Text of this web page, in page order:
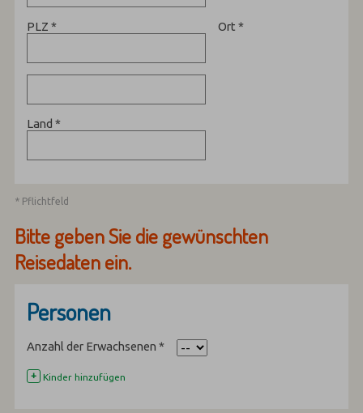
PLZ* Ort *
Land*
* Pflichtfeld
Bitte geben Sie die gewünschten
Reisedaten ein.
Personen
Anzahl der Erwachsenen*
+ Kinder hinzufügen